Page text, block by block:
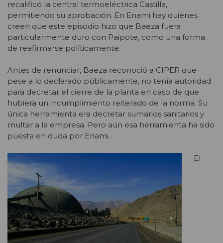
recalificó la central termoeléctrica Castilla,
permitiendo su aprobación. En Enami hay quienes
creen que este episodio hizo que Baeza fuera
particularmente duro con Paipote, como una forma
de reafirmarse políticamente.
Antes de renunciar, Baeza reconoció a CIPER que
pese a lo declarado públicamente, no tenía autoridad
para decretar el cierre de la planta en caso de que
hubiera un incumplimiento reiterado de la norma. Su
única herramienta era decretar sumarios sanitarios y
multar a la empresa. Pero aún esa herramienta ha sido
puesta en duda por Enami.
El